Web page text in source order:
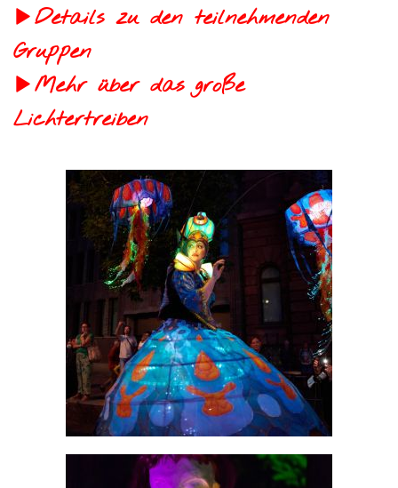
Details zu den teilnehmenden
Gruppen
Mehr über das große
Lichtertreiben